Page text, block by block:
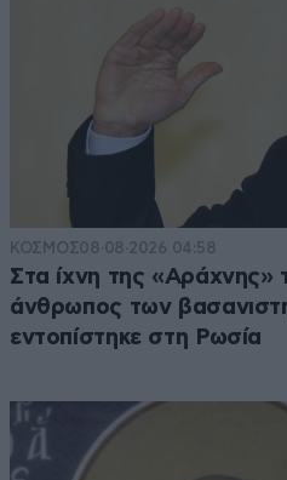
ΚΟΣΜΟΣ08·08·2026 04:58
Στα ίχνη της
άνθρωπος των
εντοπίστηκε στη Ρωσία